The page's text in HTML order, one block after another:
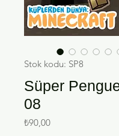
Stok kodu: SP8
Süper
08
₺90,00Fiyat